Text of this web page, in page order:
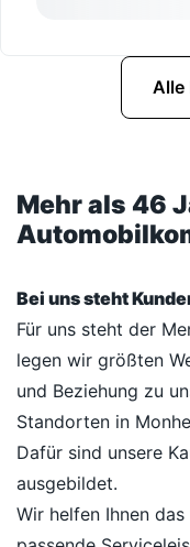
Alle
Mehr als 46
Bei uns steht
Für uns steht der
legen wir größten
und Beziehung zu
Standorten in
Dafür sind unsere
ausgebildet.
Wir helfen Ihnen